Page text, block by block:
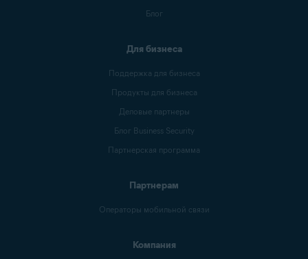
Блог
Для бизнеса
Поддержка для бизнеса
Продукты для бизнеса
Деловые партнеры
Блог Business Security
Партнерская программа
Партнерам
Операторы мобильной связи
Компания